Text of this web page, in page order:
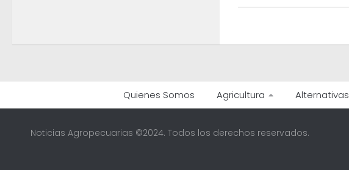
Quienes Somos Agricultura Alternativas
Noticias Agropecuarias ©2024. Todos los derechos reservados.